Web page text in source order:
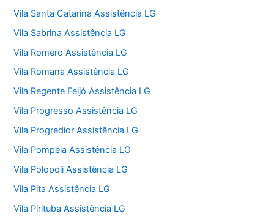
Vila Santa Catarina Assistência LG
Vila Sabrina Assistência LG
Vila Romero Assistência LG
Vila Romana Assistência LG
Vila Regente Feijó Assistência LG
Vila Progresso Assistência LG
Vila Progredior Assistência LG
Vila Pompeia Assistência LG
Vila Polopoli Assistência LG
Vila Pita Assistência LG
Vila Pirituba Assistência LG